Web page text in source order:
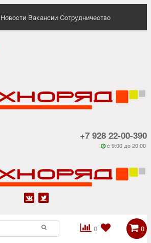
Новости Вакансии Сотрудничество
+7 928 22-00-390
 c 9:00 до 20:00
 
0

 0